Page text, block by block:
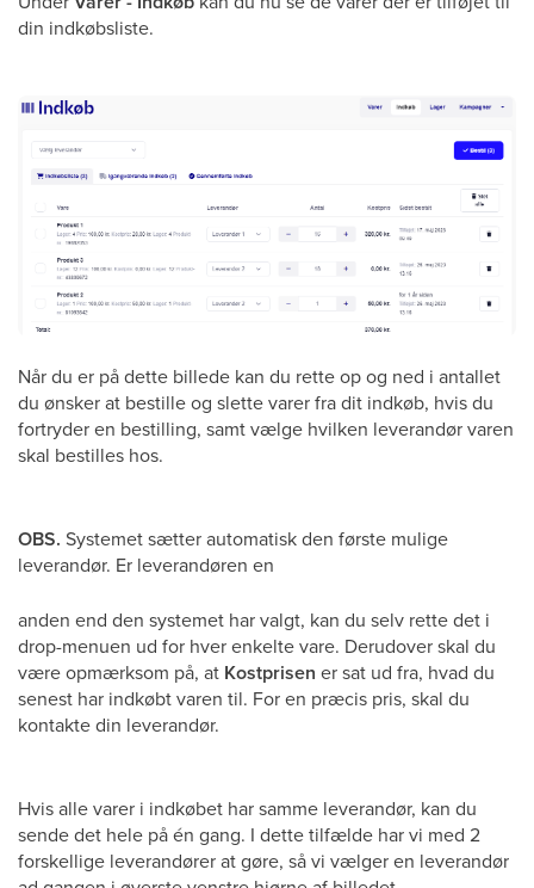
din indkøbsliste.
Når du er på dette billede kan du rette op og ned i antallet
du ønsker at bestille og slette varer fra dit indkøb, hvis du
fortryder en bestilling, samt vælge hvilken leverandør varen
skal bestilles hos.
OBS. Systemet sætter automatisk den første mulige
leverandør. Er leverandøren en
anden end den systemet har valgt, kan du selv rette det i
drop-menuen ud for hver enkelte vare. Derudover skal du
være opmærksom på, at Kostprisen er sat ud fra, hvad du
senest har indkøbt varen til. For en præcis pris, skal du
kontakte din leverandør.
Hvis alle varer i indkøbet har samme leverandør, kan du
sende det hele på én gang. I dette tilfælde har vi med 2
forskellige leverandører at gøre, så vi vælger en leverandør